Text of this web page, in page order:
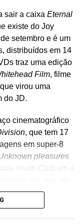
no qual o rock é
nome é MMM
um regime
Kilroy,
vocalista Dennis
do mercado,
Righteous,
Enquanto
trazer o estilo
e outra, Kilroy
o que
Mr. Roboto.
Um post compartilhado por LANA DEL REY (@honeymoon)
obras de que
, continua
BluebirdeWhite
sair a caixa Eternal
existe do Joy
setembro e é um
distribuídos em 14
traz uma edição
Film, filme
virou uma
do JD.
cinematográfico
, que tem 17
em super-8
pleasures
Youth Club em 4
uma entrevista